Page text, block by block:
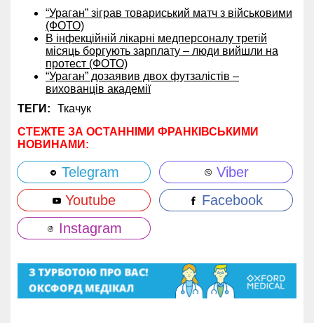
“Ураган” зіграв товариський матч з військовими
(ФОТО)
В інфекційній лікарні медперсоналу третій
місяць боргують зарплату – люди вийшли на
протест (ФОТО)
“Ураган” дозаявив двох футзалістів –
вихованців академії
ТЕГИ:
Ткачук
СТЕЖТЕ ЗА ОСТАННІМИ ФРАНКІВСЬКИМИ
НОВИНАМИ:
Telegram
Viber
Youtube
Facebook
Instagram